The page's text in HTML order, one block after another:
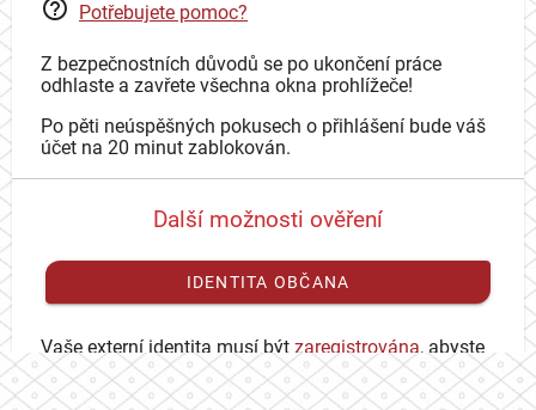
Potřebujete pomoc?
Z bezpečnostních důvodů se po ukončení práce
odhlaste a zavřete všechna okna prohlížeče!
Po pěti neúspěšných pokusech o přihlášení bude váš
účet na 20 minut zablokován.
Další možnosti ověření
IDENTITA OBČANA
Vaše externí identita musí být zaregistrována, abyste
se mohli přihlásit ke svému CAS účtu.